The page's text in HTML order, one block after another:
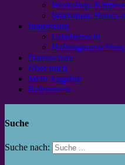
Workshop:
Workshop: Basics
Impressum
Urheberrecht
Haftungsausschluss
Datenschutz
Über mich
Mein Angebot
Referenzen
Suche
Suche nach: